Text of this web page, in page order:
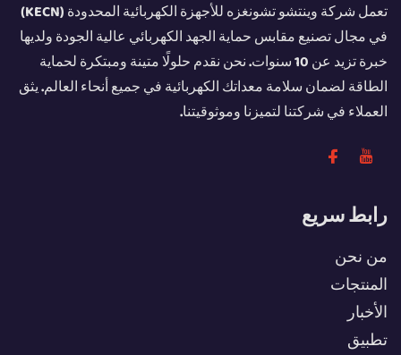
تعمل شركة وينتشو تشونغزه للأجهزة الكهربائية المحدودة (KECN)
في مجال تصنيع مقابس حماية الجهد الكهربائي عالية الجودة ولديها
خبرة تزيد عن 10 سنوات. نحن نقدم حلولًا متينة ومبتكرة لحماية
الطاقة لضمان سلامة معداتك الكهربائية في جميع أنحاء العالم. يثق
العملاء في شركتنا لتميزنا وموثوقيتنا.
رابط سريع
من نحن
المنتجات
الأخبار
تطبيق